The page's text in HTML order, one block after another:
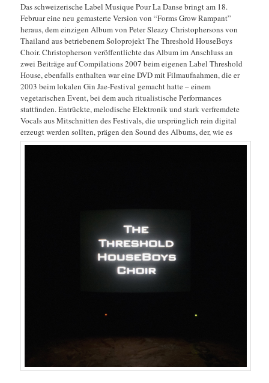
Das schweizerische Label Musique Pour La Danse bringt am 18.
Februar eine neu gemasterte Version von “Forms Grow Rampant”
heraus, dem einzigen Album von Peter Sleazy Christophersons von
Thailand aus betriebenem Soloprojekt The Threshold HouseBoys
Choir. Christopherson veröffentlichte das Album im Anschluss an
zwei Beiträge auf Compilations 2007 beim eigenen Label Threshold
House, ebenfalls enthalten war eine DVD mit Filmaufnahmen, die er
2003 beim lokalen Gin Jae-Festival gemacht hatte – einem
vegetarischen Event, bei dem auch ritualistische Performances
stattfinden. Entrückte, melodische Elektronik und stark verfremdete
Vocals aus Mitschnitten des Festivals, die ursprünglich rein digital
erzeugt werden sollten, prägen den Sound des Albums, der, wie es